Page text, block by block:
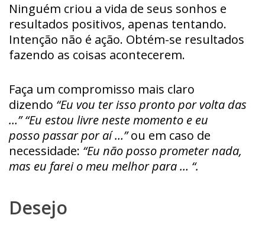
Ninguém criou a vida de seus sonhos e
resultados positivos, apenas tentando.
Intenção não é ação. Obtém-se resultados
fazendo as coisas acontecerem.
Faça um compromisso mais claro
dizendo “Eu vou ter isso pronto por volta das
…” “Eu estou livre neste momento e eu
posso passar por aí …”ou em caso de
necessidade: “Eu não posso prometer nada,
mas eu farei o meu melhor para … “.
Desejo